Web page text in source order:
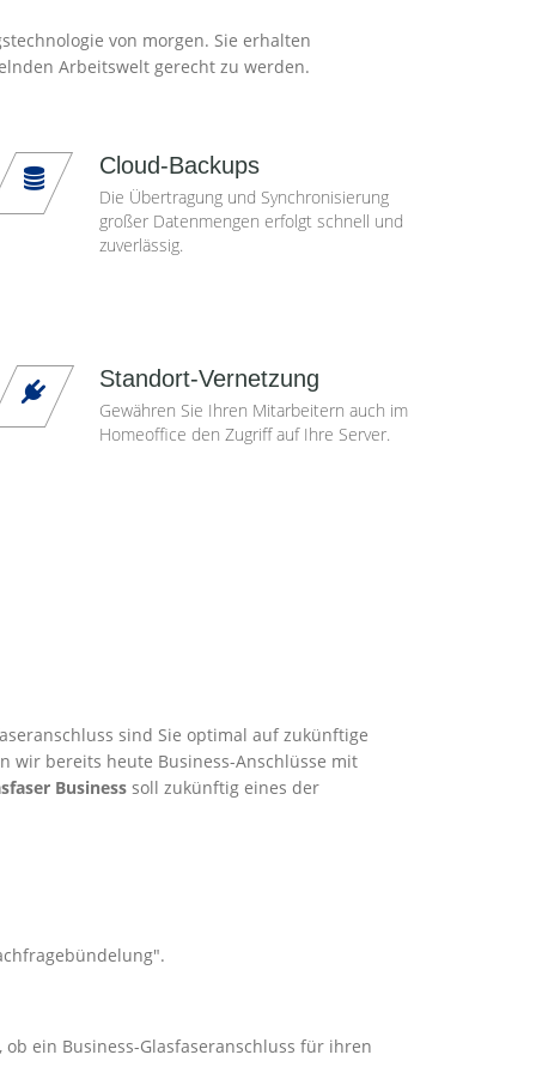
von morgen. Sie erhalten
Arbeitswelt gerecht zu werden.
Cloud-Backups
Die Übertragung und Synchronisierung
großer Datenmengen erfolgt schnell und
zuverlässig.
Standort-Vernetzung
Gewähren Sie Ihren Mitarbeitern auch im
Homeoffice den Zugriff auf Ihre Server.
sind Sie optimal auf zukünftige
wir bereits heute Business-Anschlüsse mit
Business soll zukünftig eines der
ein Business-Glasfaseranschluss für ihren